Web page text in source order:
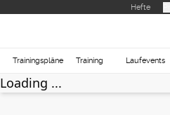
Hefte
Trainingspläne Training Laufevents
Loading ...